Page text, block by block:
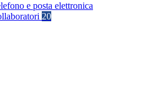
e posta elettronica
20